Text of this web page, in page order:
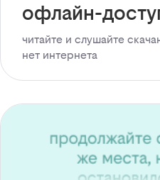
офлайн-
читайте и слушайте
нет интернета